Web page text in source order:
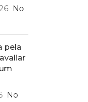
No
pela
No